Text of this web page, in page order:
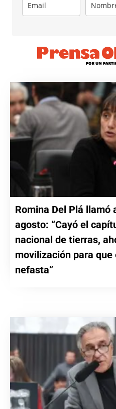
Romina Del Plá llamó
agosto: “Cayó el
nacional de tierras,
movilización para
nefasta”